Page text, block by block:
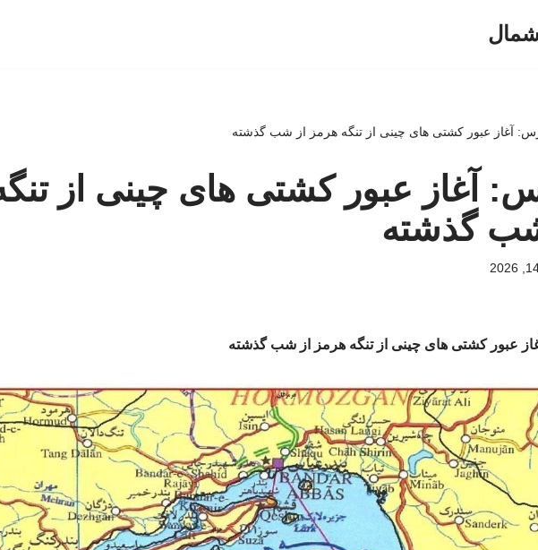
آغاز عبور کشتی های چینی از تنگه هرمز از شب گذشته
آغاز عبور کشتی های چینی از
گذشته
عبور کشتی های چینی از تنگه هرمز از شب گذشته